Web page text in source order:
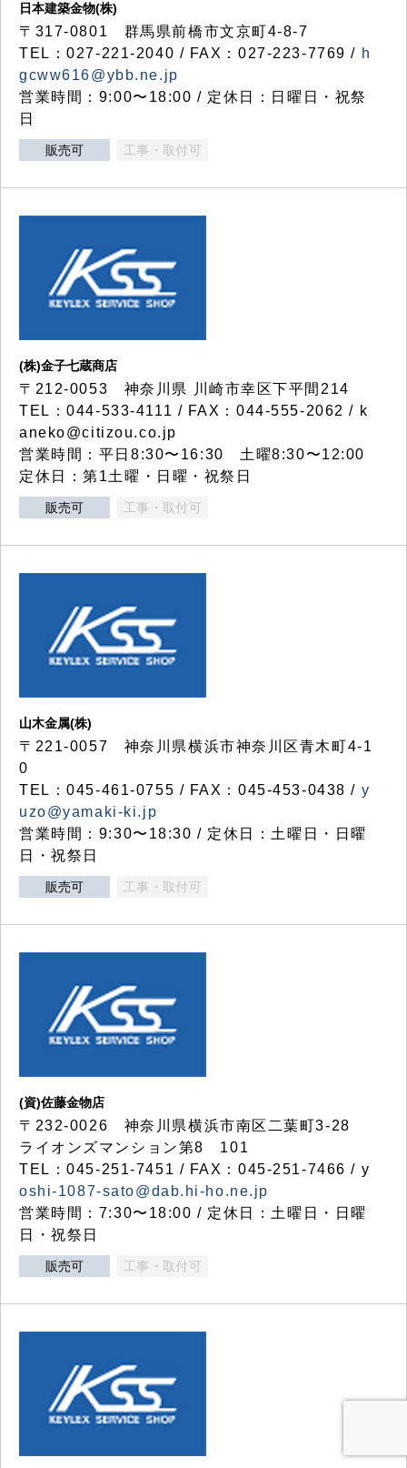
日本建築金物(株)
〒317‐0801 群馬県前橋市文京町4-8-7
TEL：027-221-2040 / FAX：027-223-7769 / h
gcww616@ybb.ne.jp
営業時間：9:00〜18:00 / 定休日：日曜日・祝祭
日
販売可 工事・取付可
(株)金子七蔵商店
〒212-0053 神奈川県 川崎市幸区下平間214
TEL：044-533-4111 / FAX：044-555-2062 / k
aneko@citizou.co.jp
営業時間：平日8:30〜16:30 土曜8:30〜12:00
定休日：第1土曜・日曜・祝祭日
販売可 工事・取付可
山木金属(株)
〒221-0057 神奈川県横浜市神奈川区青木町4-1
0
TEL：045-461-0755 / FAX：045-453-0438 / y
uzo@yamaki-ki.jp
営業時間：9:30〜18:30 / 定休日：土曜日・日曜
日・祝祭日
販売可 工事・取付可
(資)佐藤金物店
〒232-0026 神奈川県横浜市南区二葉町3-28
ライオンズマンション第8 101
TEL：045-251-7451 / FAX：045-251-7466 / y
oshi-1087-sato@dab.hi-ho.ne.jp
営業時間：7:30〜18:00 / 定休日：土曜日・日曜
日・祝祭日
販売可 工事・取付可